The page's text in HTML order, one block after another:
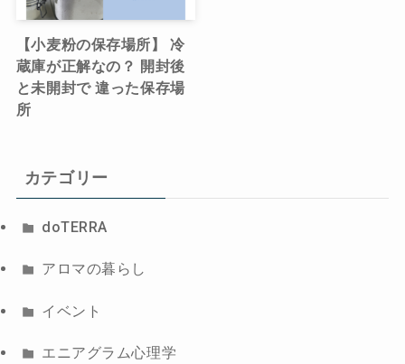
【小麦粉の保存場所】 冷
蔵庫が正解なの？ 開封後
と未開封で 違った保存場
所
カテゴリー
doTERRA
アロマの暮らし
イベント
エニアグラム心理学